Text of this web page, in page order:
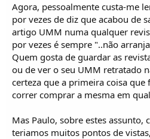
Agora, pessoalmente custa-me
por vezes de diz que acabou de
artigo UMM numa qualquer
por vezes é sempre "..não
Quem gosta de guardar as
ou de ver o seu UMM retratado
certeza que a primeira coisa que
correr comprar a mesma em
Mas Paulo, sobre estes assunto,
teriamos muitos pontos de